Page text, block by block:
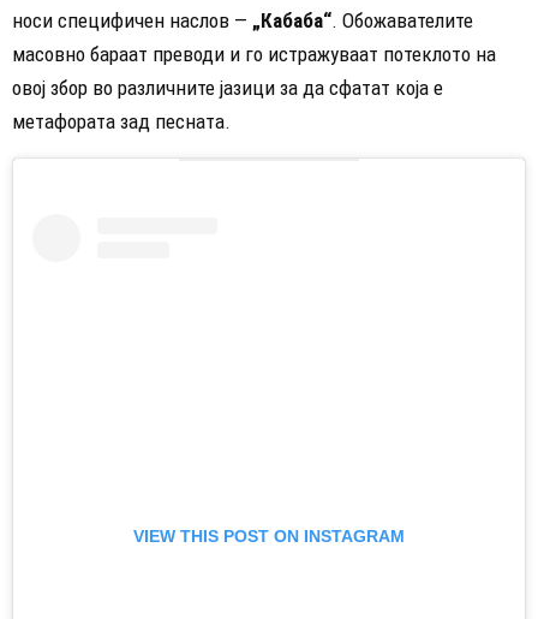
носи специфичен наслов — „Кабаба“. Обожавателите
масовно бараат преводи и го истражуваат потеклото на
овој збор во различните јазици за да сфатат која е
метафората зад песната.
VIEW THIS POST ON INSTAGRAM